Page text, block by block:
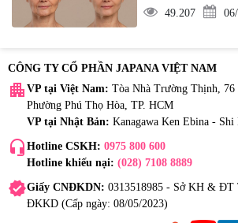
49.207
CÔNG TY CỔ PHẦN JAPANA VIỆT NAM
apartment VP tại Việt Nam: Tòa Nhà Trường Thịnh, 76
Phường Phú Thọ Hòa, TP. HCM
VP tại Nhật Bản: Kanagawa Ken Ebina - Shi
headset_mic Hotline CSKH: 0975 800 600
Hotline khiếu nại: (028) 7108 8889
verifiedGiấy CNĐKDN: 0313518985 - Sở KH & ĐT
ĐKKD (Cấp ngày: 08/05/2023)